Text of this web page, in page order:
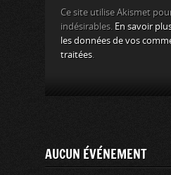
Ce site utilise Akismet
indésirables. En savoir
les données de vos
traitées.
AUCUN ÉVÉNEMENT